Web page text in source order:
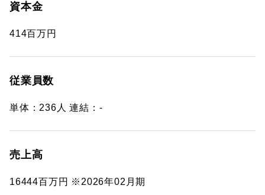
資本金
414百万円
従業員数
単体：236人 連結：-
売上高
16444百万円 ※2026年02月期